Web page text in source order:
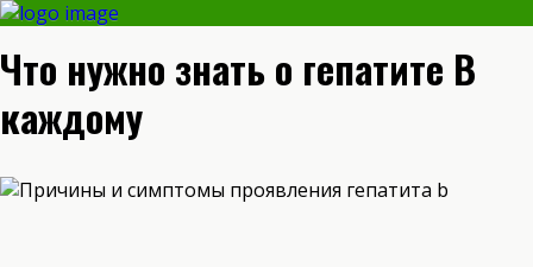
Что нужно знать о гепатите В
каждому